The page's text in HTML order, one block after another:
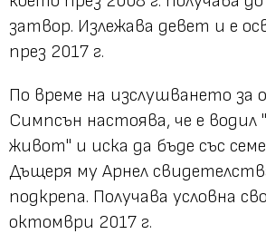
затвор. Излежава девет и е
през 2017 г.
По време на изслушването за
Симпсън настоява, че е водил
живот" и иска да бъде със
Дъщеря му Арнел
подкрепа. Получава условна
октомври 2017 г.